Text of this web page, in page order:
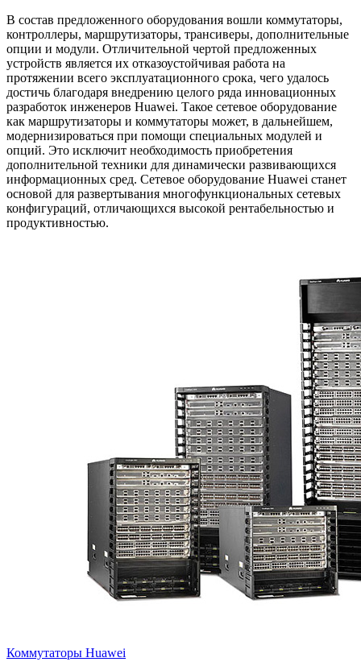
В состав предложенного оборудования вошли коммутаторы,
контроллеры, маршрутизаторы, трансиверы, дополнительные
опции и модули. Отличительной чертой предложенных
устройств является их отказоустойчивая работа на
протяжении всего эксплуатационного срока, чего удалось
достичь благодаря внедрению целого ряда инновационных
разработок инженеров Huawei. Такое сетевое оборудование
как маршрутизаторы и коммутаторы может, в дальнейшем,
модернизироваться при помощи специальных модулей и
опций. Это исключит необходимость приобретения
дополнительной техники для динамически развивающихся
информационных сред. Сетевое оборудование Huawei станет
основой для развертывания многофункциональных сетевых
конфигураций, отличающихся высокой рентабельностью и
продуктивностью.
Коммутаторы Huawei